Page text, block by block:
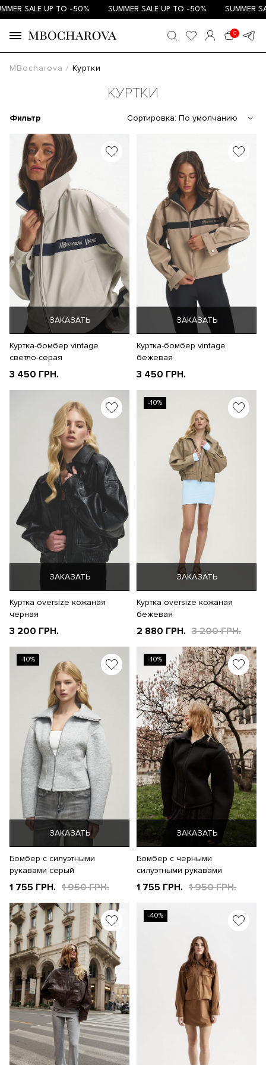
SALE UP TO -50% SUMMER SALE UP TO -50% SUMMER
0
MBocharova Куртки
КУРТКИ
Фильтр Сортировка: По умолчанию
ЗАКАЗАТЬ
Куртка-бомбер vintage
светло-серая
3 450 ГРН.
ЗАКАЗАТЬ
Куртка-бомбер vintage
бежевая
3 450 ГРН.
ЗАКАЗАТЬ
Куртка oversize кожаная
черная
3 200 ГРН.
-10%
ЗАКАЗАТЬ
Куртка oversize кожаная
бежевая
2 880 ГРН. 3 200 ГРН.
-10%
ЗАКАЗАТЬ
Бомбер с силуэтными
рукавами серый
1 755 ГРН. 1 950 ГРН.
-10%
ЗАКАЗАТЬ
Бомбер с черными
силуэтными рукавами
1 755 ГРН. 1 950 ГРН.
-40%